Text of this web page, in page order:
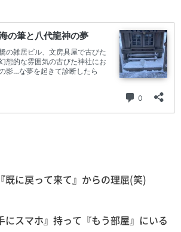
に戻って来て』からの理屈(笑)
スマホ』持って『もう部屋』にいる